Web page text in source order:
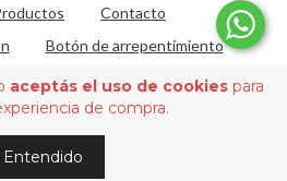
aceptás el uso de cookiespara
de compra.
Entendido
Contacto
Botón de arrepentimiento
- 2026. Todos los derechos reservados.
Para reclamos